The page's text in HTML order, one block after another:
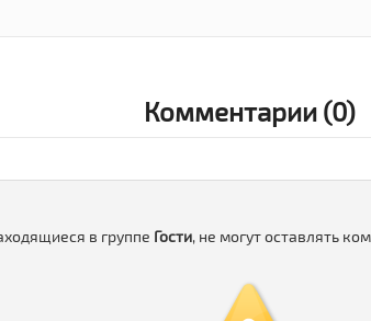
Комментарии (0)
в группе Гости, не могут оставлять